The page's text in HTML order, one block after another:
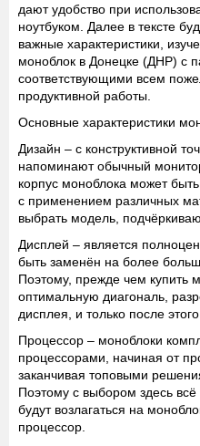
дают удобство при
ноутбуком. Далее в тексте
важные характеристики,
моноблок в Донецке (ДНР) с
соответствующими всем
продуктивной работы.
Основные характеристики
Дизайн – с конструктивной
напоминают обычный
корпус моноблока может
с применением различных
выбрать модель,
Дисплей – является
быть заменён на более
Поэтому, прежде чем купить
оптимальную диагональ,
дисплея, и только после
Процессор – моноблоки
процессорами, начиная от
заканчивая топовыми
Поэтому с выбором здесь
будут возлагаться на
процессор.